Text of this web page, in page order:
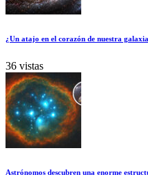
¿Un atajo en el corazón de nuestra
36 vistas
Astrónomos descubren una enorme